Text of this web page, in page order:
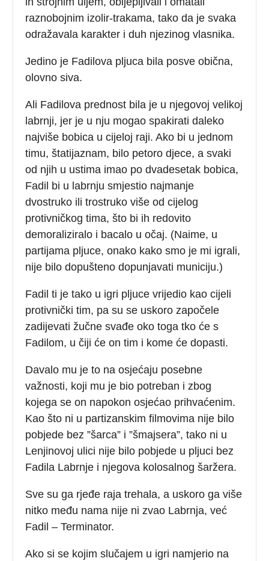
raznobojnim izolir-trakama, tako da je svaka
odražavala karakter i duh njezinog vlasnika.
Jedino je Fadilova pljuca bila posve obična,
olovno siva.
Ali Fadilova prednost bila je u njegovoj velikoj
labrnji, jer je u nju mogao spakirati daleko
najviše bobica u cijeloj raji. Ako bi u jednom
timu, štatijaznam, bilo petoro djece, a svaki
od njih u ustima imao po dvadesetak bobica,
Fadil bi u labrnju smjestio najmanje
dvostruko ili trostruko više od cijelog
protivničkog tima, što bi ih redovito
demoraliziralo i bacalo u očaj. (Naime, u
partijama pljuce, onako kako smo je mi igrali,
nije bilo dopušteno dopunjavati municiju.)
Fadil ti je tako u igri pljuce vrijedio kao cijeli
protivnički tim, pa su se uskoro započele
zadijevati žučne svađe oko toga tko će s
Fadilom, u čiji će on tim i kome će dopasti.
Davalo mu je to na osjećaju posebne
važnosti, koji mu je bio potreban i zbog
kojega se on napokon osjećao prihvaćenim.
Kao što ni u partizanskim filmovima nije bilo
pobjede bez ”šarca” i ”šmajsera”, tako ni u
Lenjinovoj ulici nije bilo pobjede u pljuci bez
Fadila Labrnje i njegova kolosalnog šaržera.
Sve su ga rjeđe raja trehala, a uskoro ga više
nitko među nama nije ni zvao Labrnja, već
Fadil – Terminator.
Ako si se kojim slučajem u igri namjerio na